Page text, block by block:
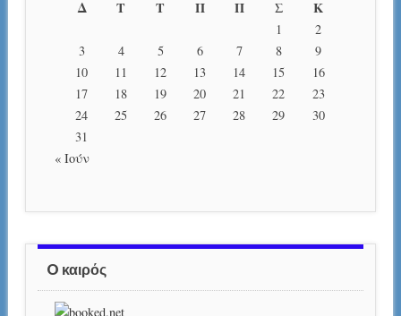
Δ Τ Τ Π Π Σ Κ
1
2
3
4 5 6 7 8
9
10
11 12 13 14 15
16
17
18 19 20 21 22
23
24
25 26 27 28 29
30
31
« Ιούν
O καιρός